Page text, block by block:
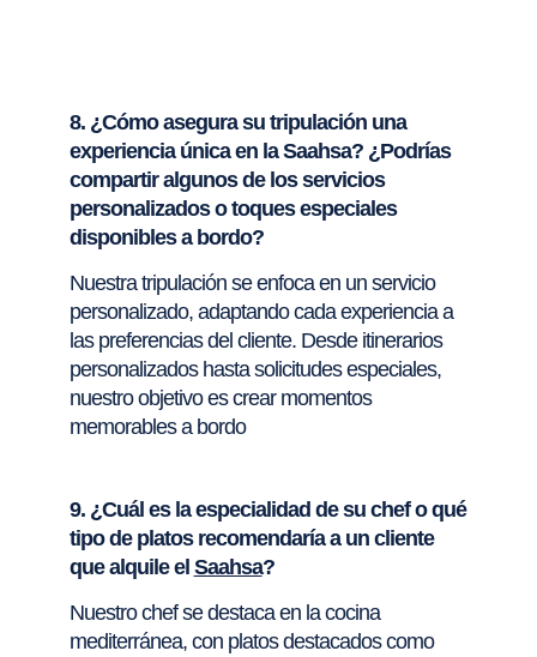
8. ¿Cómo asegura su tripulación una
experiencia única en la Saahsa? ¿Podrías
compartir algunos de los servicios
personalizados o toques especiales
disponibles a bordo?
Nuestra tripulación se enfoca en un servicio
personalizado, adaptando cada experiencia a
las preferencias del cliente. Desde itinerarios
personalizados hasta solicitudes especiales,
nuestro objetivo es crear momentos
memorables a bordo
9. ¿Cuál es la especialidad de su chef o qué
tipo de platos recomendaría a un cliente
que alquile el Saahsa?
Nuestro chef se destaca en la cocina
mediterránea, con platos destacados como